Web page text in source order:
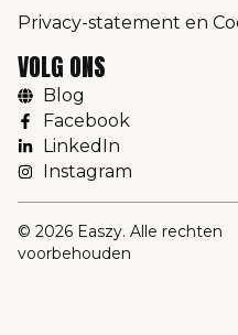
Privacy-statement en
VOLG ONS
Blog
Facebook
LinkedIn
Instagram
© 2026 Easzy. Alle rechten
voorbehouden